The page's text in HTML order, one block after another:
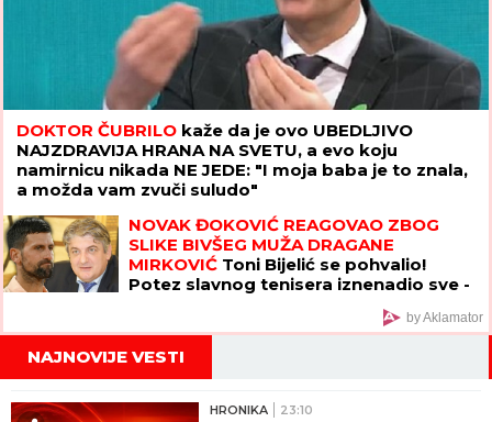
DOKTOR ČUBRILO kaže da je ovo UBEDLJIVO
NAJZDRAVIJA HRANA NA SVETU, a evo koju
namirnicu nikada NE JEDE: "I moja baba je to znala,
a možda vam zvuči suludo"
NOVAK ĐOKOVIĆ REAGOVAO ZBOG
SLIKE BIVŠEG MUŽA DRAGANE
MIRKOVIĆ Toni Bijelić se pohvalio!
Potez slavnog tenisera iznenadio sve -
by Aklamator
NAJNOVIJE VESTI
HRONIKA 23:10